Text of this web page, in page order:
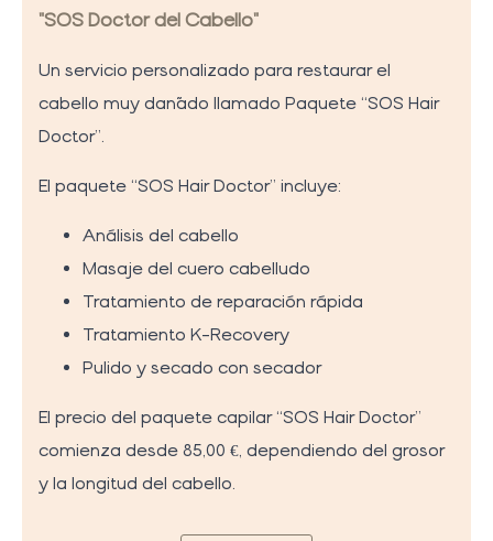
"SOS Doctor del Cabello"
Un servicio personalizado para restaurar el
cabello muy dañado llamado Paquete “SOS Hair
Doctor”.
El paquete “SOS Hair Doctor” incluye:
Análisis del cabello
Masaje del cuero cabelludo
Tratamiento de reparación rápida
Tratamiento K-Recovery
Pulido y secado con secador
El precio del paquete capilar “SOS Hair Doctor”
comienza desde 85,00 €, dependiendo del grosor
y la longitud del cabello.